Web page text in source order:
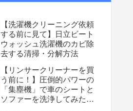
【洗濯機クリーニング依頼
する前に見て】日立ビート
ウォッシュ洗濯機のカビ除
去する清掃・分解方法
【リンサークリーナーを買
う前に！】圧倒的パワーの
「集塵機」で車のシートと
ソファーを洗浄してみた